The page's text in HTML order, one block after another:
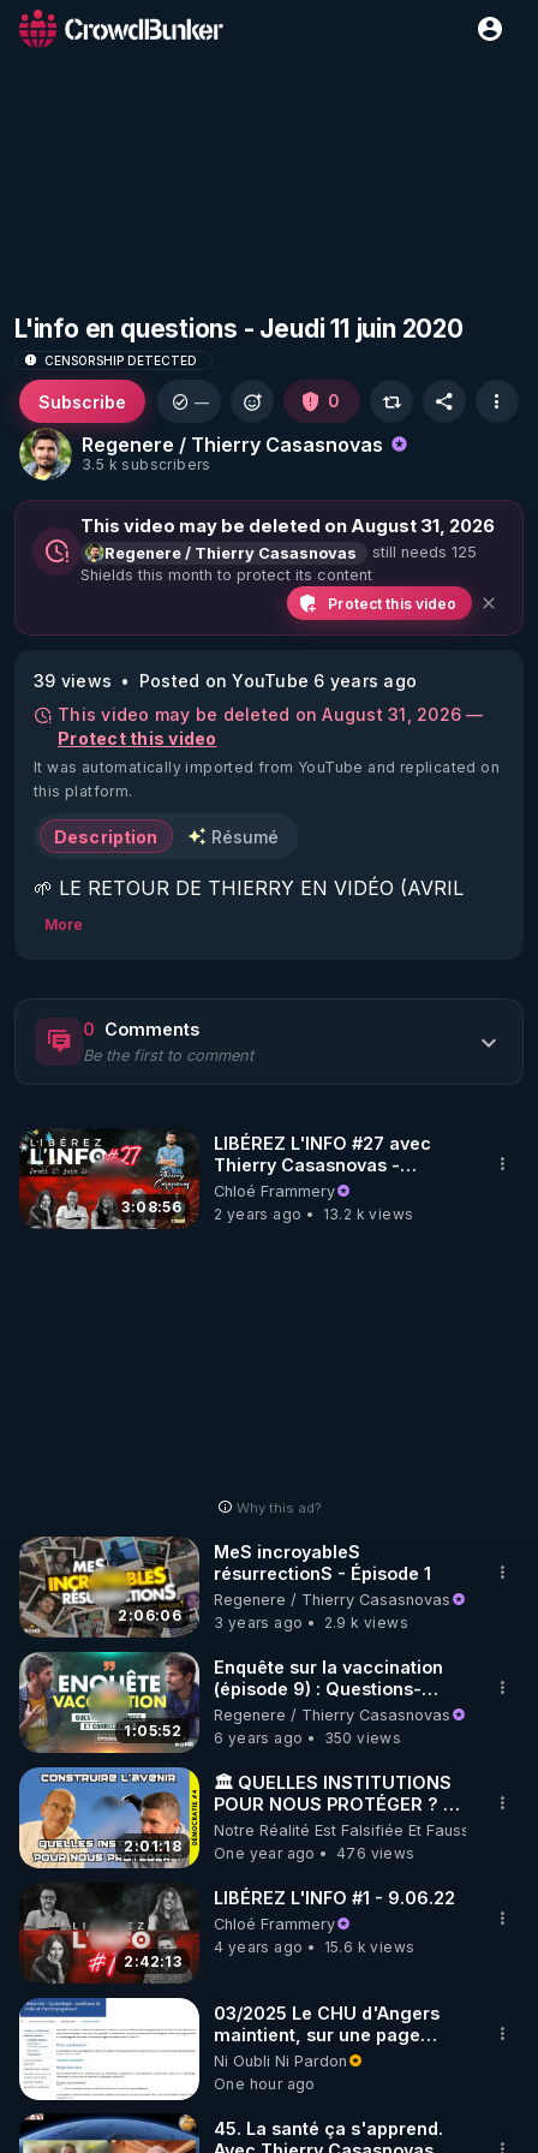
L'info en questions - Jeudi 11 juin 2020
CENSORSHIP DETECTED
Regenere / Thierry Casasnovas
3.5 k subscribers
Subscribe — 0
This video may be deleted on August 31, 2026
Regenere / Thierry Casasnovas
still needs 125
Shields this month to protect its content
Protect this video
39 views
Posted on YouTube 6 years ago
This video may be deleted on August 31, 2026 —
Protect this video
It was automatically imported from YouTube and replicated on
this platform.
Description Résumé
🌱 LE RETOUR DE THIERRY EN VIDÉO (AVRIL
2022)!
https://www.rgnr.fr/presentation.html
🌱 LE MAGAZINE RÉGÉNÈRE
🌱 LA BOUTIQUE DU MAGAZINE
Pour obtenir les anciens numéros que vous avez
🌱 INSTAGRAM
https://www.instagram.com/rdlr_thierrycasasnovas/
http://rgnr.li/instagram
🌱 LA NEWSLETTER
Pour ne pas rater l’actualité RGNR (stages,
http://rgnr.li/news
🌱 VIDÉOS NON CENSURÉES SUR ODYSEE
Toutes les vidéos Youtube sont aussi sur la
http://rgnr.li/odysee
🌱 LES STAGES EN PRÉSENTIEL
http://rgnr.li/stages
_________
More
0 Comments
Be the first to comment
3:08:56
LIBÉREZ L'INFO #27 avec
Thierry Casasnovas -
27.06.24
Chloé Frammery
2 years ago
13.2 k views
Why this ad?
2:06:06
MeS incroyableS
résurrectionS - Épisode 1
Regenere / Thierry Casasnovas
3 years ago
2.9 k views
1:05:52
Enquête sur la vaccination
(épisode 9) : Questions-
réponses et corrections
Regenere / Thierry Casasnovas
6 years ago
350 views
2:01:18
🏛 QUELLES INSTITUTIONS
POUR NOUS PROTÉGER ? 🗣️
Etienne Chouard et Thierry
Casasnovas
Notre Réalité Est Falsifiée Et Fausse
One year ago
476 views
2:42:13
LIBÉREZ L'INFO #1 - 9.06.22
Chloé Frammery
4 years ago
15.6 k views
03/2025 Le CHU d'Angers
maintient, sur une page
mise à jour, ses consignes
sanitaires Covid en
maternité. Toute patiente
hospitalisée au moins une
nuit « bénéficie d'un
Ni Oubli Ni Pardon
One hour ago
45. La santé ça s'apprend.